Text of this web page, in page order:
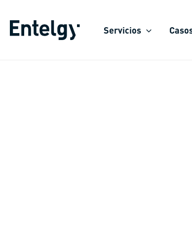
contenido
Servicios